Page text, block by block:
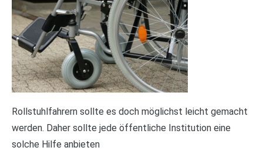
Rollstuhlfahrern sollte es doch möglichst leicht gemacht
werden. Daher sollte jede öffentliche Institution eine
solche Hilfe anbieten